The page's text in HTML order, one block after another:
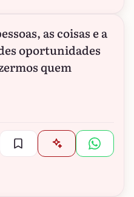
as coisas e a
oportunidades
quem